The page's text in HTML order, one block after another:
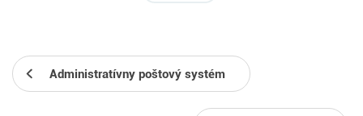
Administratívny poštový systém